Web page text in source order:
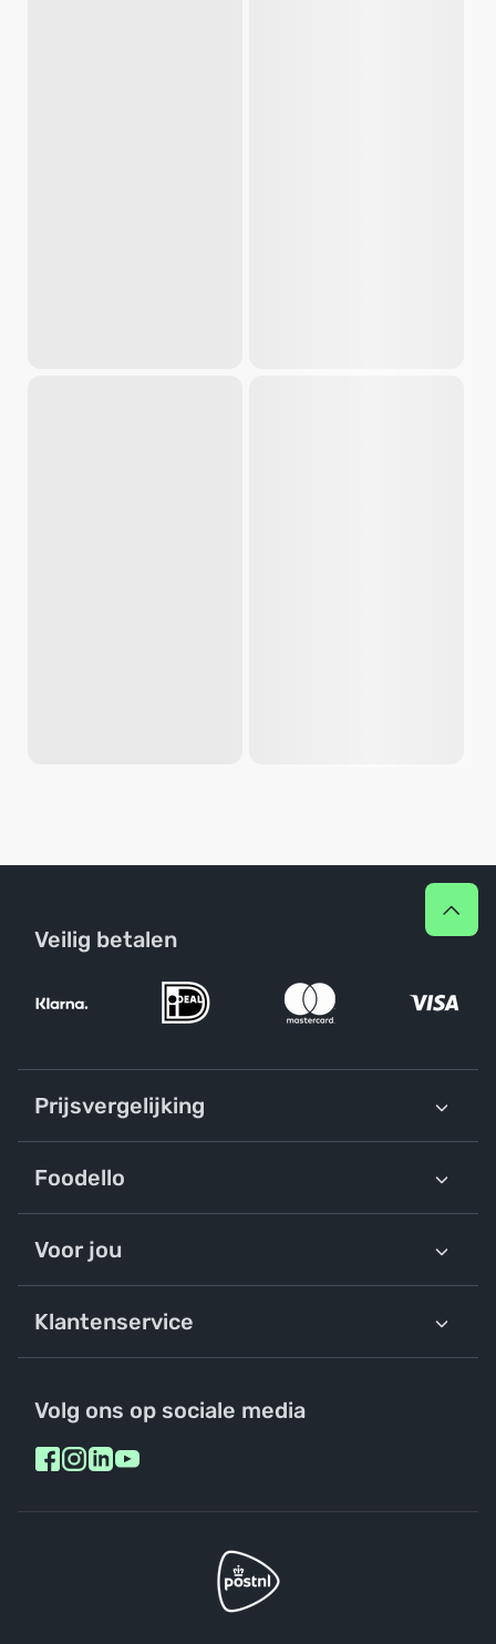
Veilig betalen
Prijsvergelijking
Foodello
Voor jou
Klantenservice
Volg ons op sociale media